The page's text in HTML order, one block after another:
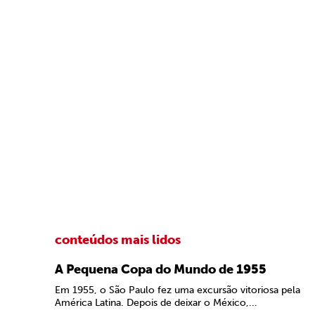
conteúdos mais lidos
A Pequena Copa do Mundo de 1955
Em 1955, o São Paulo fez uma excursão vitoriosa pela
América Latina. Depois de deixar o México,...